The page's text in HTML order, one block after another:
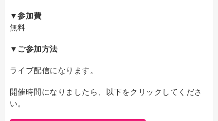
▼参加費
無料
▼ご参加方法
ライブ配信になります。
開催時間になりましたら、以下をクリックしてくださ
い。